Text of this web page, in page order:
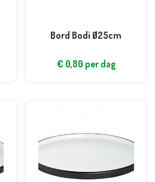
Bord Bodi Ø25cm
€ 0,80 per dag